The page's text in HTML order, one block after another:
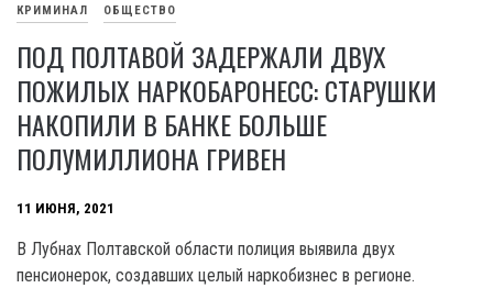
КРИМИНАЛ ОБЩЕСТВО
ПОД ПОЛТАВОЙ ЗАДЕРЖАЛИ ДВУХ
ПОЖИЛЫХ НАРКОБАРОНЕСС: СТАРУШКИ
НАКОПИЛИ В БАНКЕ БОЛЬШЕ
ПОЛУМИЛЛИОНА ГРИВЕН
11 ИЮНЯ, 2021
В Лубнах Полтавской области полиция выявила двух
пенсионерок, создавших целый наркобизнес в регионе.